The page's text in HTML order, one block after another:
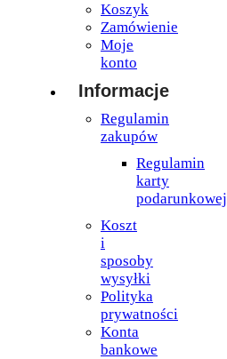
Koszyk
Zamówienie
Moje
konto
Informacje
Regulamin
zakupów
Regulamin
karty
podarunkowej
Koszt
i
sposoby
wysyłki
Polityka
prywatności
Konta
bankowe